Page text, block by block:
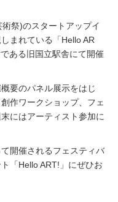
祭)のスタートアップイ
まれている「Hello AR
ある旧国立駅舎にて開催
要のパネル展示をはじ
作ワークショップ、フェ
にはアーティスト参加に
開催されるフェスティバ
「Hello ART!」にぜひお